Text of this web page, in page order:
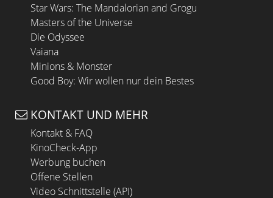
Star Wars: The Mandalorian and Grogu
Masters of the Universe
Die Odyssee
Vaiana
Minions & Monster
Good Boy: Wir wollen nur dein Bestes
KONTAKT UND MEHR
Kontakt & FAQ
KinoCheck-App
Werbung buchen
Offene Stellen
Video Schnittstelle (API)